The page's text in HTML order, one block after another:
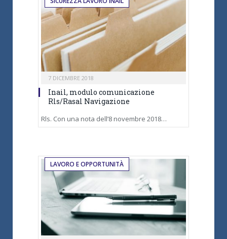
7 DICEMBRE 2018
Inail, modulo comunicazione
Rls/Rasal Navigazione
Rls. Con una nota dell’8 novembre 2018…
LAVORO E OPPORTUNITÀ